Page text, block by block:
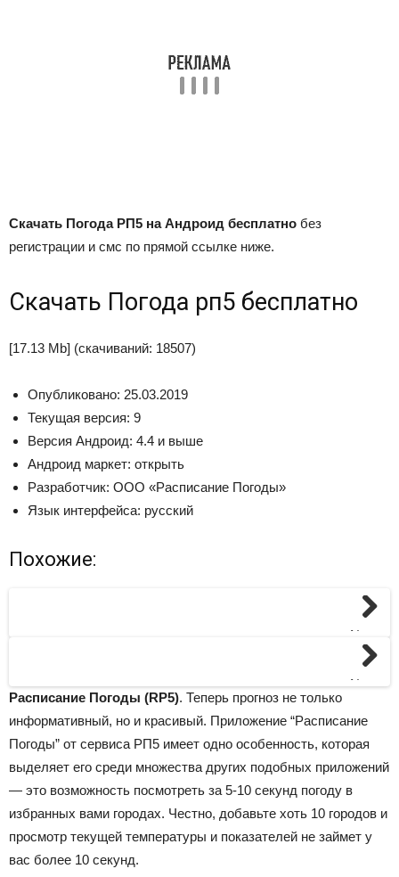
Скачать Погода РП5 на Андроид бесплатно без
регистрации и смс по прямой ссылке ниже.
Скачать Погода рп5 бесплатно
[17.13 Mb] (cкачиваний: 18507)
Опубликовано: 25.03.2019
Текущая версия: 9
Версия Андроид: 4.4 и выше
Андроид маркет: открыть
Разработчик: ООО «Расписание Погоды»
Язык интерфейса: русский
Похожие:
Next
Next
Расписание Погоды (RP5). Теперь прогноз не только
информативный, но и красивый. Приложение “Расписание
Погоды” от сервиса РП5 имеет одно особенность, которая
выделяет его среди множества других подобных приложений
— это возможность посмотреть за 5-10 секунд погоду в
избранных вами городах. Честно, добавьте хоть 10 городов и
просмотр текущей температуры и показателей не займет у
вас более 10 секунд.